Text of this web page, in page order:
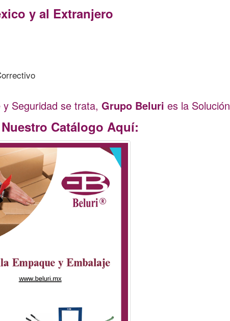
y al Extranjero
Seguridad se trata, Grupo Beluri es la
Catálogo Aquí: